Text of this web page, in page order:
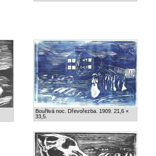
Bouřlivá noc. Dřevořezba. 1909. 21,6 ×
33,5.